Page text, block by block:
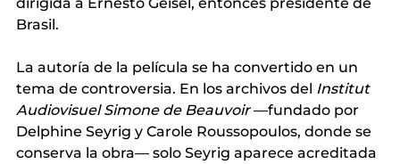
Brasil.
La autoría de la película se ha convertido en un
tema de controversia. En los archivos del Institut
Audiovisuel Simone de Beauvoir —fundado por
Delphine Seyrig y Carole Roussopoulos, donde se
conserva la obra— solo Seyrig aparece acreditada